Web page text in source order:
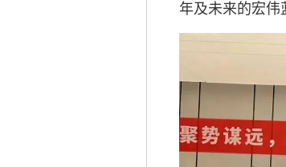
年及未来的宏伟